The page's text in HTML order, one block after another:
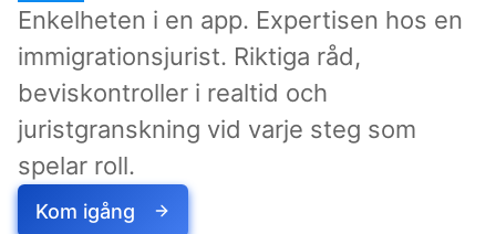
Enkelheten i en app. Expertisen hos en
immigrationsjurist. Riktiga råd,
beviskontroller i realtid och
juristgranskning vid varje steg som
spelar roll.
Kom igång